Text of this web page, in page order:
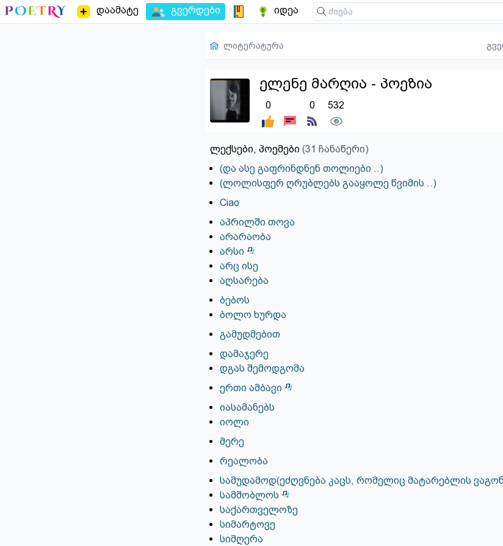
დაამატე გვერდები იდეა
ლიტერატურა
ელენე მარღია - პოეზია
0 0 532
ლექსები, პოემები (31 ჩანაწერი)
(და ასე გაფრინდნენ თოლიები ..)
(ლოლისფერ ღრუბლებს გააყოლე წვიმის ..)
Ciao
აპრილში თოვა
არარაობა
არსი
არც ისე
აღსარება
ბებოს
ბოლო ხურდა
გამუდმებით
დამაჯერე
დგას შემოდგომა
ერთი ამბავი
იასამანებს
იოლი
მერე
რეალობა
სამუდამოდ(ეძღვნება კაცს, რომელიც მატარებლის
სამშობლოს
საქართველოზე
სიმარტოვე
სიმღერა